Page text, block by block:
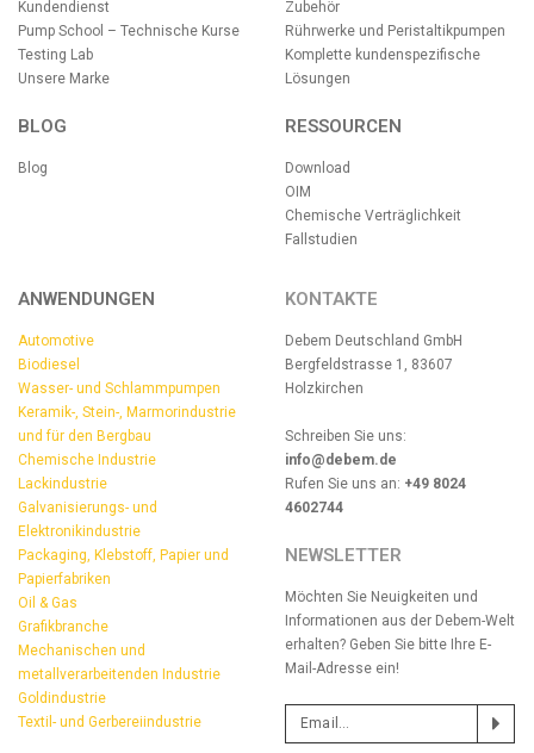
Kundendienst
Pump School – Technische Kurse
Testing Lab
Unsere Marke
BLOG
Blog
Zubehör
Rührwerke und Peristaltikpumpen
Komplette kundenspezifische
Lösungen
RESSOURCEN
Download
OIM
Chemische Verträglichkeit
Fallstudien
ANWENDUNGEN
Automotive
Biodiesel
Wasser- und Schlammpumpen
Keramik-, Stein-, Marmorindustrie
und für den Bergbau
Chemische Industrie
Lackindustrie
Galvanisierungs- und
Elektronikindustrie
Packaging, Klebstoff, Papier und
Papierfabriken
Oil & Gas
Grafikbranche
Mechanischen und
metallverarbeitenden Industrie
Goldindustrie
Textil- und Gerbereiindustrie
KONTAKTE
Debem Deutschland GmbH
Bergfeldstrasse 1, 83607
Holzkirchen
Schreiben Sie uns:
info@debem.de
Rufen Sie uns an: +49 8024
4602744
NEWSLETTER
Möchten Sie Neuigkeiten und
Informationen aus der Debem-Welt
erhalten? Geben Sie bitte Ihre E-
Mail-Adresse ein!